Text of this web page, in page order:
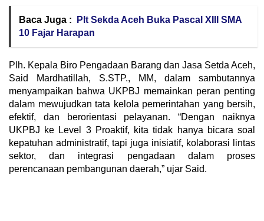
Baca Juga :
Plt Sekda Aceh Buka Pascal XIII SMA
10 Fajar Harapan
Plh. Kepala Biro Pengadaan Barang dan Jasa Setda Aceh,
Said Mardhatillah, S.STP., MM, dalam sambutannya
menyampaikan bahwa UKPBJ memainkan peran penting
dalam mewujudkan tata kelola pemerintahan yang bersih,
efektif, dan berorientasi pelayanan. “Dengan naiknya
UKPBJ ke Level 3 Proaktif, kita tidak hanya bicara soal
kepatuhan administratif, tapi juga inisiatif, kolaborasi lintas
sektor, dan integrasi pengadaan dalam proses
perencanaan pembangunan daerah,” ujar Said.